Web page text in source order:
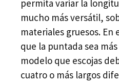
permita variar la
mucho más versátil,
materiales gruesos. En
que la puntada sea
modelo que escojas
cuatro o más largos